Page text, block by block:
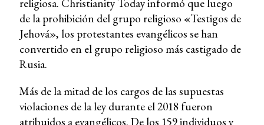
religiosa. Christianity Today informó que luego
de la prohibición del grupo religioso «Testigos de
Jehová», los protestantes evangélicos se han
convertido en el grupo religioso más castigado de
Rusia.
Más de la mitad de los cargos de las supuestas
violaciones de la ley durante el 2018 fueron
atribuidos a evangélicos. De los 159 individuos y